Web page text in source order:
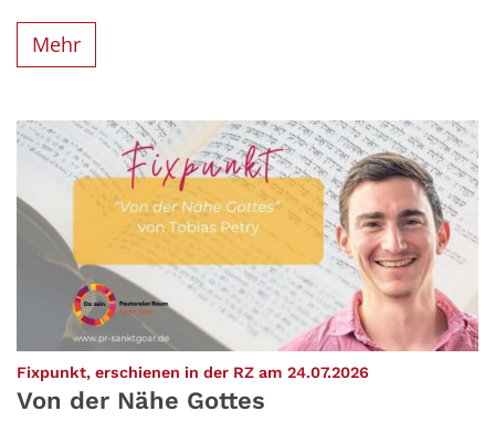
Mehr
Fixpunkt, erschienen in der RZ am 24.07.2026
Von der Nähe Gottes